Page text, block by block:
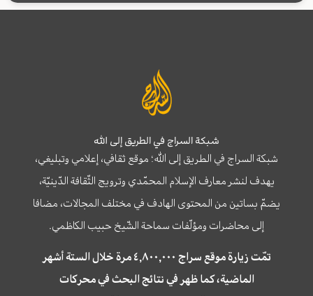
شبكة السراج في الطريق إلى الله
شبكة السراج في الطريق إلى الله؛ موقع ثقافي، إعلامي وتبليغي،
يهدف لنشر معارف الإسلام المحمّدي وترويج الثّقافة الدّينيّة،
يضمّ بساتين من المحتوى الهادف في مختلف المجالات، مضافا
إلى محاضرات ومؤلّفات سماحة الشّيخ حبيب الكاظمي.
تمّت زيارة موقع سراج ٤,٨٠٠,٠٠٠ مرة خلال الستة أشهر
الماضية، كما ظهر في نتائج البحث في محركات